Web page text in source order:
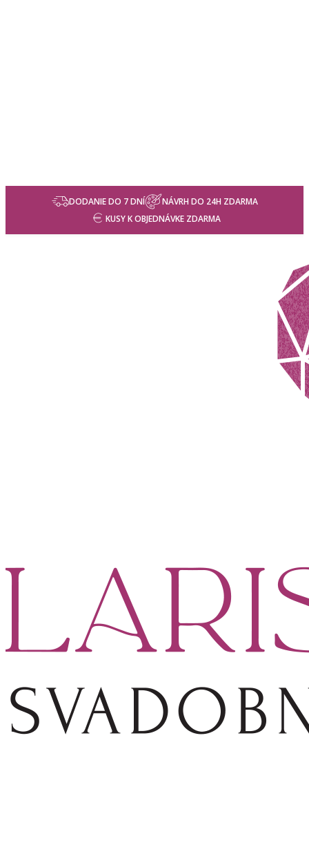
DODANIE DO 7 DNÍ
NÁVRH DO 24H ZDARMA
KUSY K OBJEDNÁVKE ZDARMA